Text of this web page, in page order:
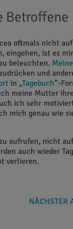
Betroffene
oftmals nicht
eingehen, ist es
beleuchten.
und
in „Tagebuch“-
meine Mutter
ich sehr
mich genau wie
aufrufen, nicht
auch wieder
verlieren.
NÄCHSTER